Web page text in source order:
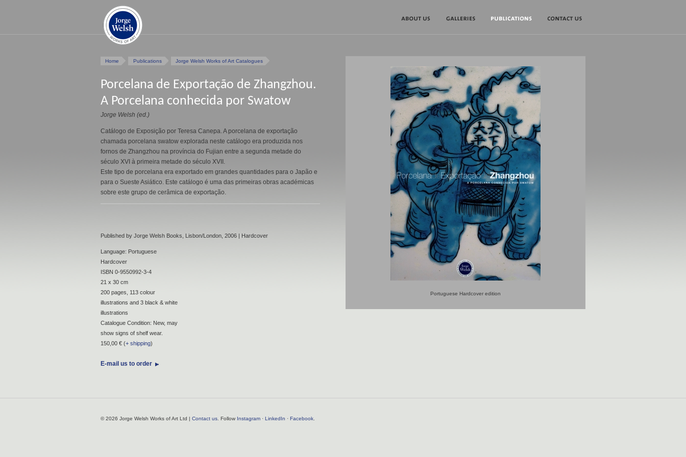
Home Publications Jorge Welsh Works of Art Catalogues
Porcelana de Exportação de Zhangzhou.
A Porcelana conhecida por Swatow
Jorge Welsh (ed.)
Catálogo de Exposição por Teresa Canepa. A porcelana de exportação
chamada porcelana swatow explorada neste catálogo era produzida nos
fornos de Zhangzhou na província do Fujian entre a segunda metade do
século XVI à primeira metade do século XVII.
Este tipo de porcelana era exportado em grandes quantidades para o Japão e
para o Sueste Asiático. Este catálogo é uma das primeiras obras académicas
sobre este grupo de cerâmica de exportação.
Published by Jorge Welsh Books, Lisbon/London, 2006 | Hardcover
Language: Portuguese
Hardcover
ISBN 0-9550992-3-4
21 x 30 cm
200 pages, 113 colour
illustrations and 3 black & white
illustrations
Catalogue Condition: New, may
show signs of shelf wear.
150,00 € (+ shipping)
E-mail us to order
Portuguese Hardcover edition
© 2026 Jorge Welsh Works of Art Ltd | Contact us . Follow Instagram · LinkedIn · Facebook